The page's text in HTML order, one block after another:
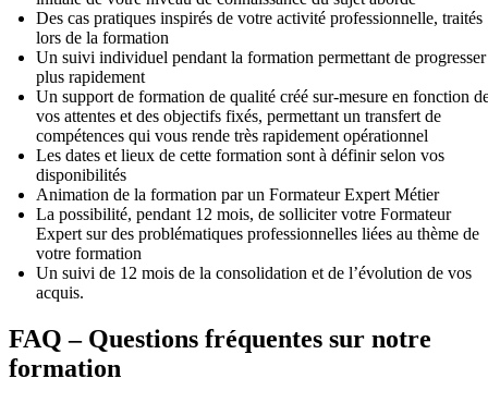
Des cas pratiques inspirés de votre activité professionnelle, traités
lors de la formation
Un suivi individuel pendant la formation permettant de progresser
plus rapidement
Un support de formation de qualité créé sur-mesure en fonction
vos attentes et des objectifs fixés, permettant un transfert de
compétences qui vous rende très rapidement opérationnel
Les dates et lieux de cette formation sont à définir selon vos
disponibilités
Animation de la formation par un Formateur Expert Métier
La possibilité, pendant 12 mois, de solliciter votre Formateur
Expert sur des problématiques professionnelles liées au thème de
votre formation
Un suivi de 12 mois de la consolidation et de l’évolution de vos
acquis.
FAQ – Questions fréquentes sur notre
formation